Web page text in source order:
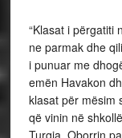
“Klasat i përgatiti
ne parmak dhe
i punuar me
emën Havakon
klasat për mësim
që vinin në
Turqia. Oborrin